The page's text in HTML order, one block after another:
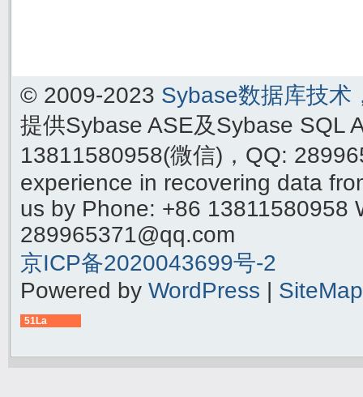
© 2009-2023 Sybase数据库技术
提供Sybase ASE及Sybase SQL
13811580958(微信)，QQ:
experience in recovering data
us by Phone: +86 13811580958
289965371@qq.com
京ICP备2020043699号-2
Powered by WordPress | SiteMap
51La